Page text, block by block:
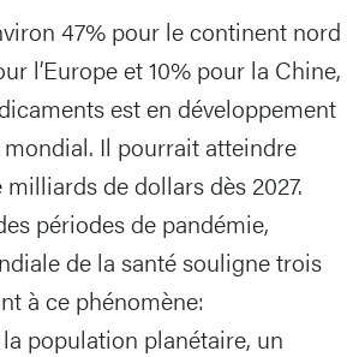
47% pour le continent nord
l’Europe et 10% pour la Chine,
est en développement
Il pourrait atteindre
de dollars dès 2027.
périodes de pandémie,
de la santé souligne trois
à ce phénomène:
population planétaire, un